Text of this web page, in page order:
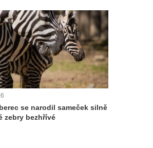
se narodil sameček silně
zebry bezhřívé